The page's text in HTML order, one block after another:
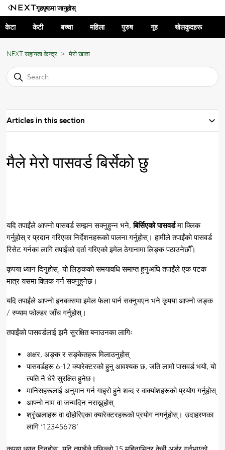
गृहपृष्ठमा जानुहोस्
केटा केटी बच्चा महिला पुरुष गृह खेलकुदहरू
NEXT सहायता केन्द्र मेरो खाता
Articles in this section
मैले मेरो पासवर्ड बिर्सेको छु
यदि तपाईंले आफ्नो पासवर्ड सम्झन सक्नुहुन्न भने,बिर्सिएको पासवर्डमा क्लिक
गर्नुहोस् र प्रदान गरिएका निर्देशनहरूको पालना गर्नुहोस्। हामीले तपाईंको पासवर्ड
रिसेट गर्नका लागि तपाईंको दर्ता गरिएको इमेल ठेगानामा लिङ्क पठाउनेछौँ।
कृपया ध्यान दिनुहोस्: यो लिङ्कको समयावधि समाप्त हुनुअघि तपाईंले एक पटक
मात्र यसमा क्लिक गर्न सक्नुहुनेछ।
यदि तपाईंले आफ्नो इनबक्समा इमेल फेला पार्न सक्नुभएन भने कृपया आफ्नो जङ्क
/ स्प्याम फोल्डर जाँच गर्नुहोस्।
तपाईंको पासवर्डलाई झनै सुरक्षित बनाउनका लागिः
अक्षर, अङ्क र सङ्केतहरू मिलाउनुहोस्
पासवर्डहरू 6-12 क्यारेक्टरको हुनु आवश्यक छ, जति लामो पासवर्ड भयो, यो
त्यति नै धेरै सुरक्षित हुनेछ।
मानिसहरूलाई अनुमान गर्न गाह्रो हुने शब्द र वाक्यांशहरूको प्रयोग गर्नुहोस्
आफ्नो नाम वा जन्मदिन नराख्नुहोस्
श्रृंखलाहरू वा दोहोरिएका क्यारेक्टरहरूको प्रयोग नगर्नुहोस्। उदाहरणका
लागि ‘12345678’